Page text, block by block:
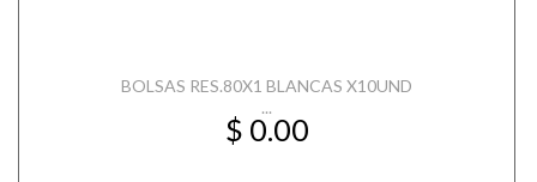
BOLSAS RES.80X1 BLANCAS X10UND
...
$ 0.00